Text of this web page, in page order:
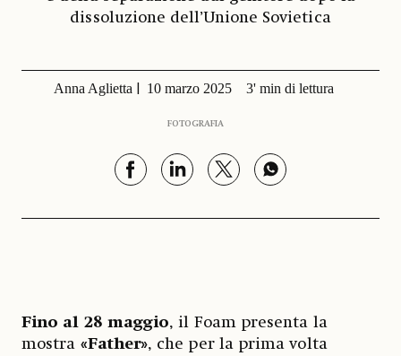
dissoluzione dell’Unione Sovietica
Anna Aglietta 10 marzo 2025 3' min di lettura
FOTOGRAFIA
Fino al 28 maggio, il Foam presenta la
mostra «Father», che per la prima volta